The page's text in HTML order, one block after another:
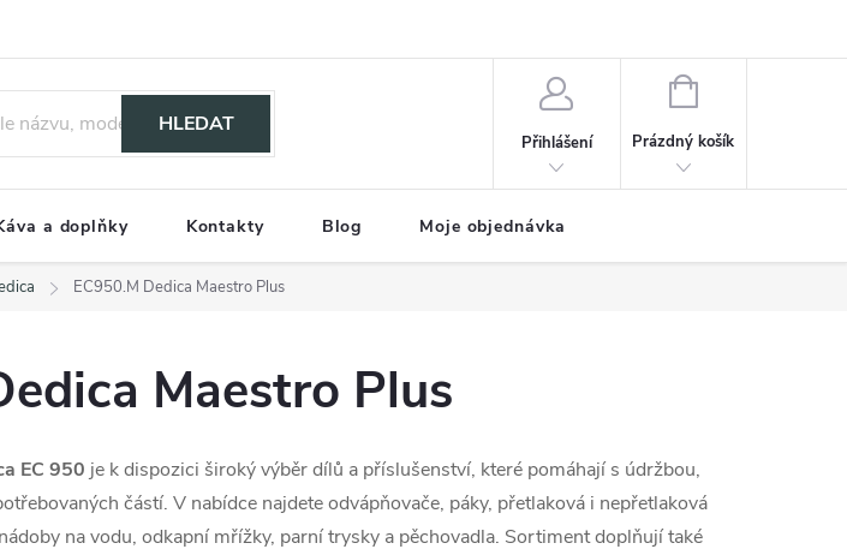
HLEDAT
Přihlášení
NÁKUPNÍ
Prázdný košík
a doplňky Kontakty Blog Moje objednávka
EC950.M Dedica Maestro Plus
Maestro Plus
EC 950 je k dispozici široký výběr dílů a příslušenství, které pomáhají s údržbou,
částí. V nabídce najdete odvápňovače, páky, přetlaková i nepřetlaková
na vodu, odkapní mřížky, parní trysky a pěchovadla. Sortiment doplňují také